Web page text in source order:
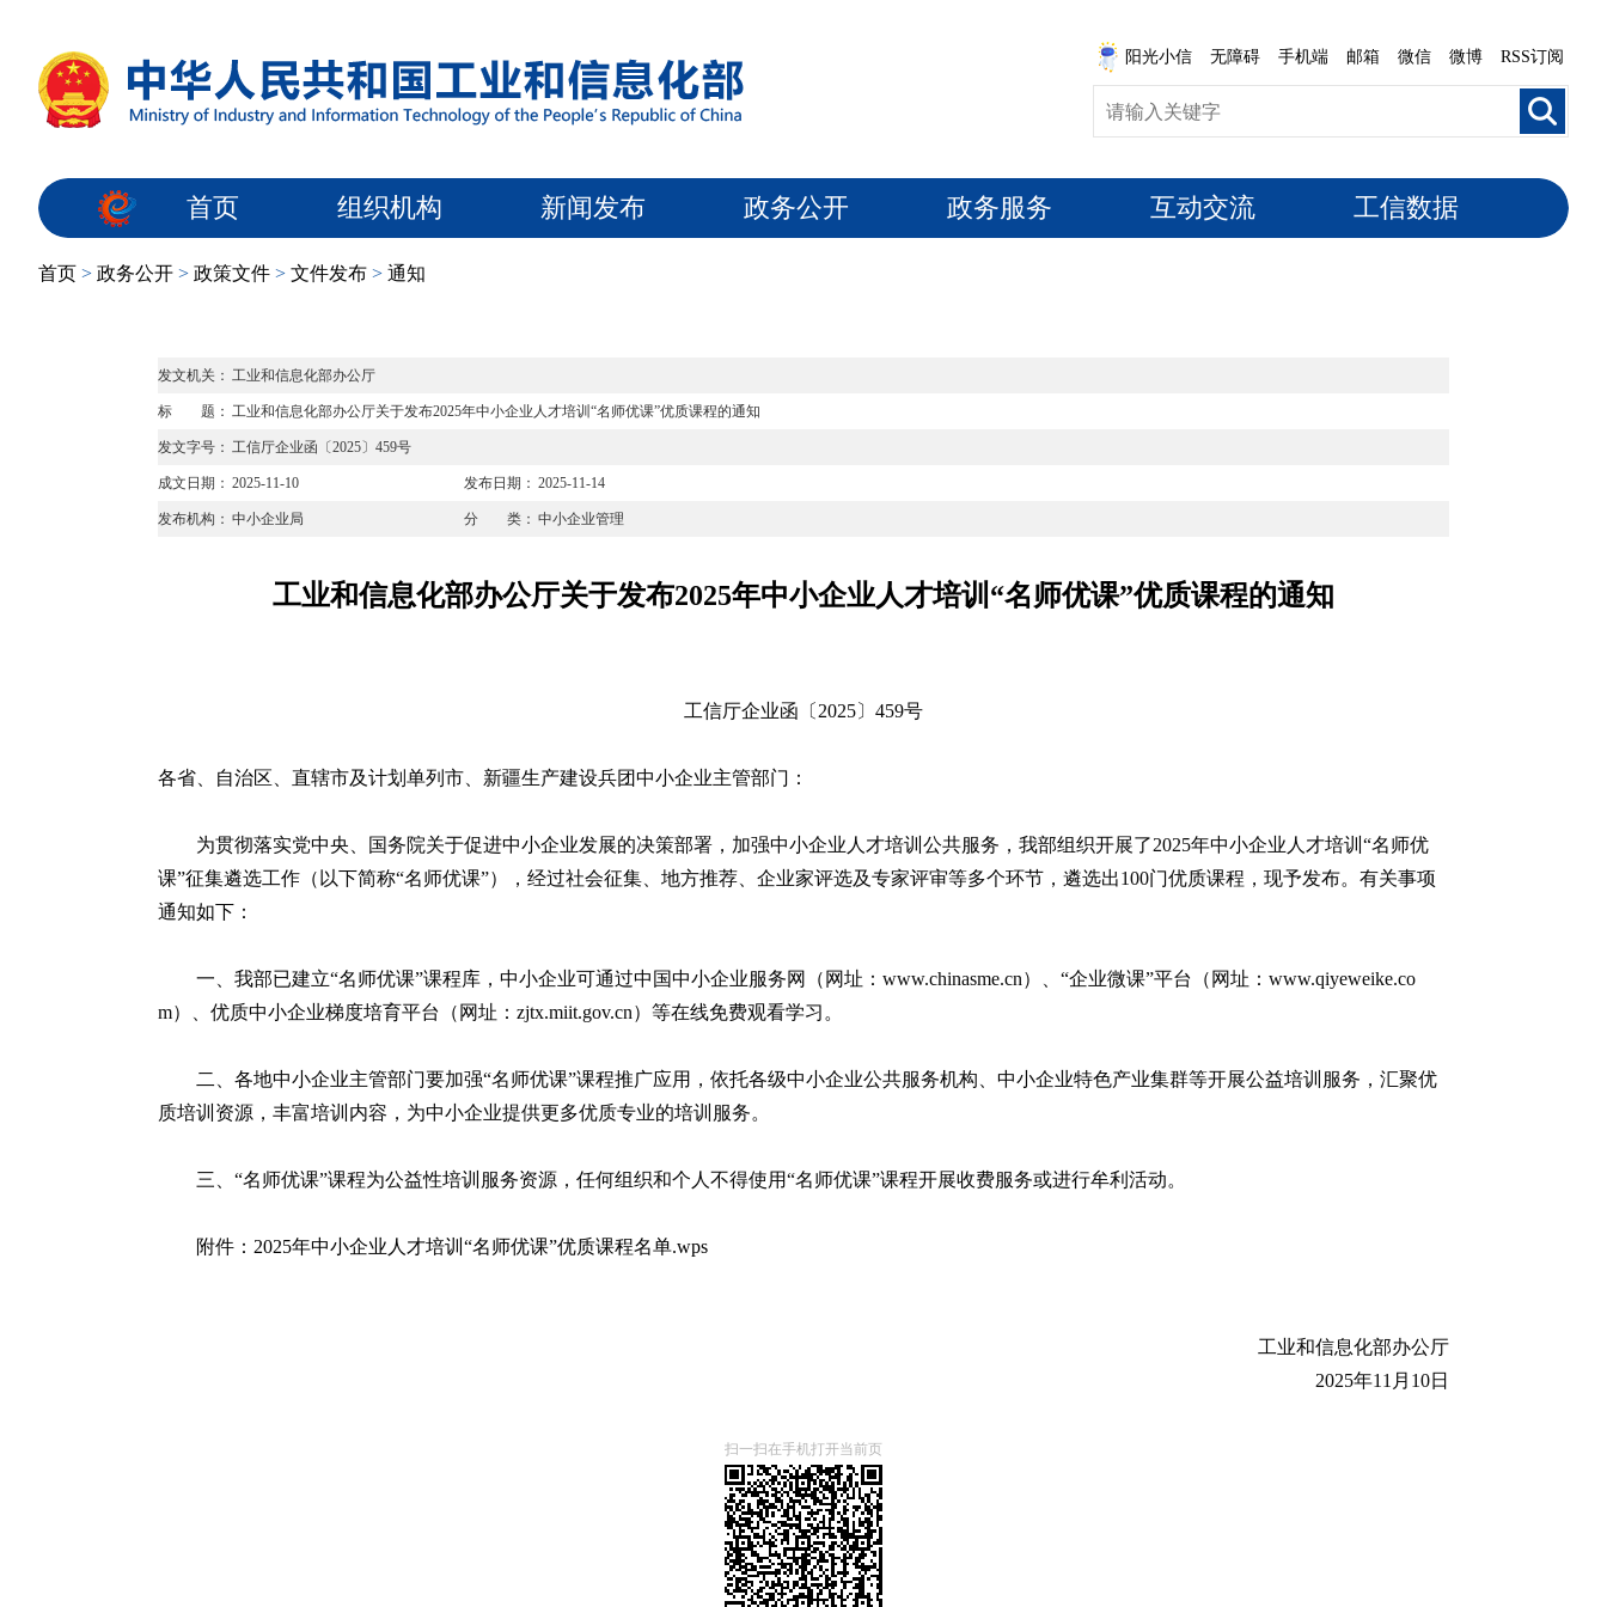
阳光小信 无障碍 手机端 邮箱 微信 微博 RSS订阅
首页 组织机构 新闻发布 政务公开 政务服务 互动交流 工信数据
首页 > 政务公开 > 政策文件 > 文件发布 > 通知
发文机关： 工业和信息化部办公厅
标 题： 工业和信息化部办公厅关于发布2025年中小企业人才培训“名师优课”优质课程的通知
发文字号： 工信厅企业函〔2025〕459号
成文日期： 2025-11-10 发布日期： 2025-11-14
发布机构： 中小企业局 分 类： 中小企业管理
工业和信息化部办公厅关于发布2025年中小企业人才培训“名师优课”优质课程的通知
工信厅企业函〔2025〕459号
各省、自治区、直辖市及计划单列市、新疆生产建设兵团中小企业主管部门：
为贯彻落实党中央、国务院关于促进中小企业发展的决策部署，加强中小企业人才培训公共服务，我部组织开展了2025年中小企业人才培训“名师优
课”征集遴选工作（以下简称“名师优课”），经过社会征集、地方推荐、企业家评选及专家评审等多个环节，遴选出100门优质课程，现予发布。有关事项
通知如下：
一、我部已建立“名师优课”课程库，中小企业可通过中国中小企业服务网（网址：www.chinasme.cn）、“企业微课”平台（网址：www.qiyeweike.co
m）、优质中小企业梯度培育平台（网址：zjtx.miit.gov.cn）等在线免费观看学习。
二、各地中小企业主管部门要加强“名师优课”课程推广应用，依托各级中小企业公共服务机构、中小企业特色产业集群等开展公益培训服务，汇聚优
质培训资源，丰富培训内容，为中小企业提供更多优质专业的培训服务。
三、“名师优课”课程为公益性培训服务资源，任何组织和个人不得使用“名师优课”课程开展收费服务或进行牟利活动。
附件： 2025年中小企业人才培训“名师优课”优质课程名单.wps
工业和信息化部办公厅
2025年11月10日
扫一扫在手机打开当前页